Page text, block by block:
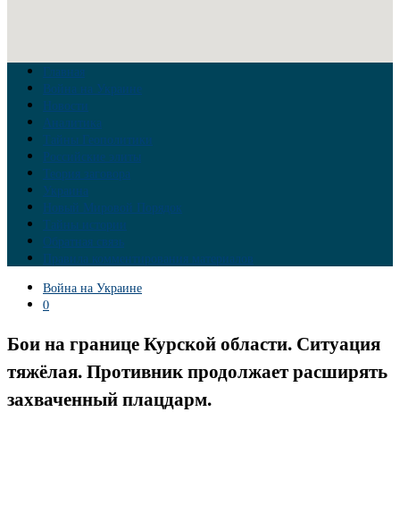
Главная
Война на Украине
Новости
Аналитика
Тайны Геополитики
Российские элиты
Теория заговора
Украина
Новый Мировой Порядок
Тайны истории
Обратная связь
Правила комментирования материалов
Война на Украине
0
Бои на границе Курской области. Ситуация
тяжёлая. Противник продолжает расширять
захваченный плацдарм.